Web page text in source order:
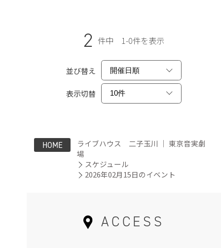
2 件中 1-0件を表示
並び替え
表示切替
HOME
ライブハウス 二子玉川 ｜ 東京音実劇
場
スケジュール
2026年02月15日のイベント
ACCESS